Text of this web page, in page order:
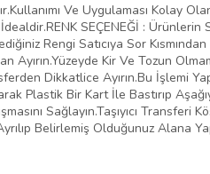
Ve Uygulaması Kolay
SEÇENEĞİ :
Rengi Satıcıya Sor
Kir Ve Tozun
Dikkatlice Ayırın.Bu İşlemi
Plastik Bir Kart İle Bastırıp
Sağlayın.Taşıyıcı Transferi
Belirlemiş Olduğunuz Alana